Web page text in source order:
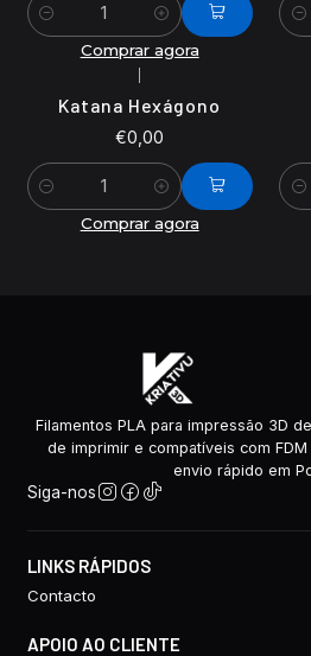
Quantidade
Comprar agora
Katana Hexágono
€0,00
Quantidade
Comprar agora
Filamentos PLA para impressão 3D
de imprimir e compatíveis com FDM
envio rápido em
Siga-nos
LINKS RÁPIDOS
Contacto
APOIO AO CLIENTE